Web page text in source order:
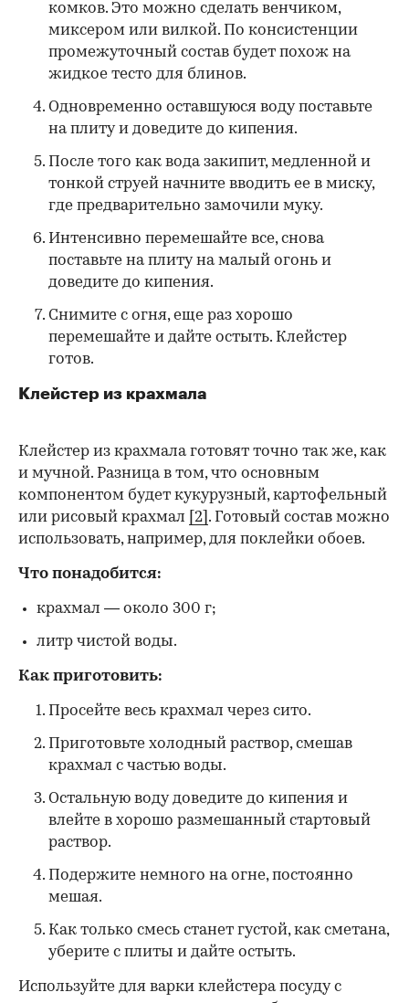
комков. Это можно сделать венчиком,
миксером или вилкой. По консистенции
промежуточный состав будет похож на
жидкое тесто для блинов.
Одновременно оставшуюся воду поставьте
на плиту и доведите до кипения.
После того как вода закипит, медленной и
тонкой струей начните вводить ее в миску,
где предварительно замочили муку.
Интенсивно перемешайте все, снова
поставьте на плиту на малый огонь и
доведите до кипения.
Снимите с огня, еще раз хорошо
перемешайте и дайте остыть. Клейстер
готов.
Клейстер из крахмала
Клейстер из крахмала готовят точно так же, как
и мучной. Разница в том, что основным
компонентом будет кукурузный, картофельный
или рисовый крахмал
[2] . Готовый состав можно
использовать, например, для поклейки обоев.
Что понадобится:
крахмал — около 300 г;
литр чистой воды.
Как приготовить:
Просейте весь крахмал через сито.
Приготовьте холодный раствор, смешав
крахмал с частью воды.
Остальную воду доведите до кипения и
влейте в хорошо размешанный стартовый
раствор.
Подержите немного на огне, постоянно
мешая.
Как только смесь станет густой, как сметана,
уберите с плиты и дайте остыть.
Используйте для варки клейстера посуду с